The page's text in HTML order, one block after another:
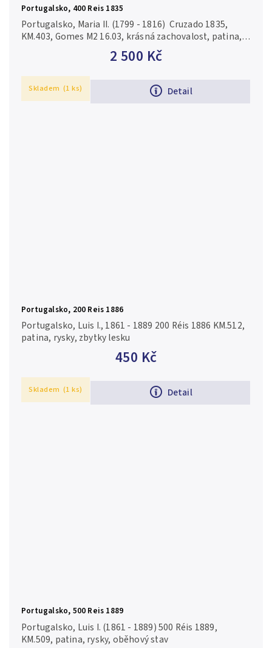
Portugalsko, 400 Reis 1835
2 500 Kč
Detail
Portugalsko, Maria II. (1799 - 1816) Cruzado 1835,
KM.403, Gomes M2 16.03, krásná zachovalost, patina,
lesk, drobné vady střížku a hranky
Skladem (1 ks)
Portugalsko, 200 Reis 1886
450 Kč
Detail
Portugalsko, Luis I., 1861 - 1889 200 Réis 1886 KM.512,
patina, rysky, zbytky lesku
Skladem (1 ks)
Portugalsko, 500 Reis 1889
Portugalsko, Luis I. (1861 - 1889) 500 Réis 1889,
KM.509, patina, rysky, oběhový stav